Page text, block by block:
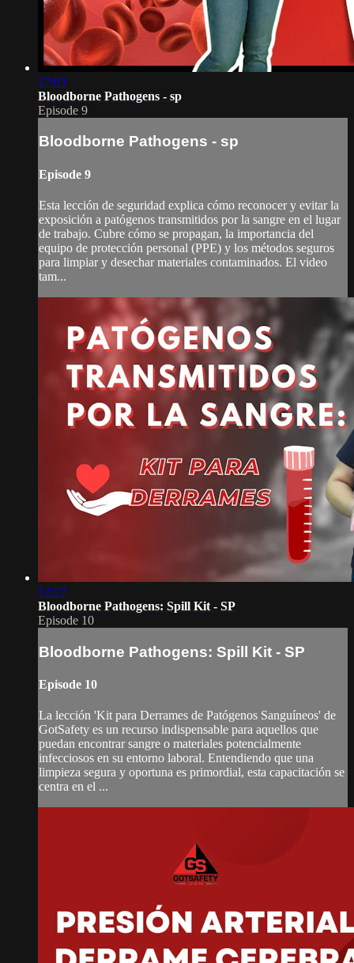
17:03
Bloodborne Pathogens - sp
Episode 9
Bloodborne Pathogens - sp
Episode 9
Esta lección de seguridad explica cómo reconocer y evitar la
exposición a patógenos transmitidos por la sangre en el lugar
de trabajo. Cubre cómo se propagan, la importancia del
equipo de protección personal (PPE) y los métodos seguros
para limpiar y desechar materiales contaminados. El video
tam...
12:27
Bloodborne Pathogens: Spill Kit - SP
Episode 10
Bloodborne Pathogens: Spill Kit - SP
Episode 10
La lección 'Kit para Derrames de Patógenos Sanguíneos' de
GotSafety es un recurso indispensable para aquellos que
puedan encontrar sangre o materiales potencialmente
infecciosos en su entorno laboral. Entendiendo que una
limpieza segura y oportuna es primordial, esta capacitación se
centra en el ...